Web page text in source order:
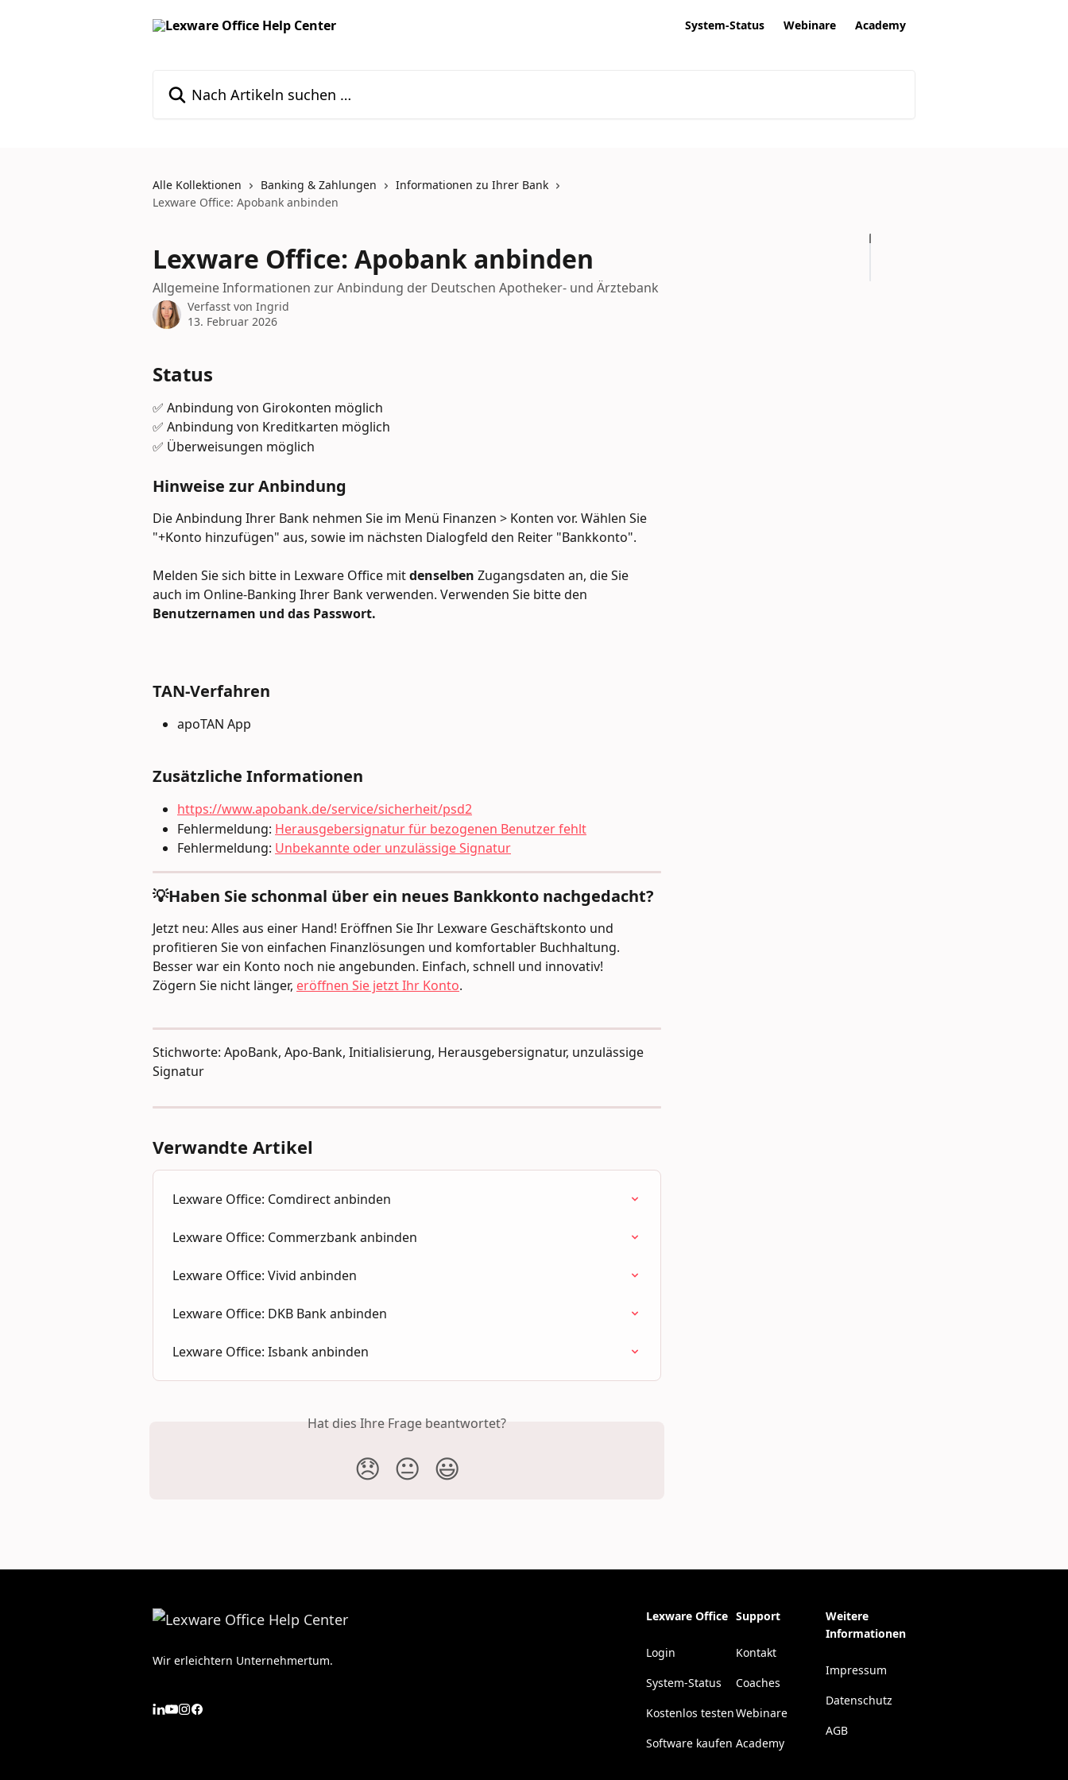
System-Status Webinare Academy
Alle Kollektionen Banking & Zahlungen
Informationen zu Ihrer Bank
Lexware Office: Apobank anbinden
Lexware Office: Apobank anbinden
Allgemeine Informationen zur Anbindung der Deutschen Apotheker- und Ärztebank
Verfasst von Ingrid
13. Februar 2026
Status
✅ Anbindung von Girokonten möglich
✅ Anbindung von Kreditkarten möglich
✅ Überweisungen möglich
Hinweise zur Anbindung
Die Anbindung Ihrer Bank nehmen Sie im Menü Finanzen > Konten vor. Wählen Sie
"+Konto hinzufügen" aus, sowie im nächsten Dialogfeld den Reiter "Bankkonto".
Melden Sie sich bitte in Lexware Office mit denselben Zugangsdaten an, die Sie
auch im Online-Banking Ihrer Bank verwenden. Verwenden Sie bitte den
Benutzernamen und das Passwort.
TAN-Verfahren
apoTAN App
Zusätzliche Informationen
https://www.apobank.de/service/sicherheit/psd2
Fehlermeldung: Herausgebersignatur für bezogenen Benutzer fehlt
Fehlermeldung: Unbekannte oder unzulässige Signatur
💡Haben Sie schonmal über ein neues Bankkonto nachgedacht?
Jetzt neu: Alles aus einer Hand! Eröffnen Sie Ihr Lexware Geschäftskonto und
profitieren Sie von einfachen Finanzlösungen und komfortabler Buchhaltung.
Besser war ein Konto noch nie angebunden. Einfach, schnell und innovativ!
Zögern Sie nicht länger, eröffnen Sie jetzt Ihr Konto.
Stichworte: ApoBank, Apo-Bank, Initialisierung, Herausgebersignatur, unzulässige
Signatur
Verwandte Artikel
Lexware Office: Comdirect anbinden
Lexware Office: Commerzbank anbinden
Lexware Office: Vivid anbinden
Lexware Office: DKB Bank anbinden
Lexware Office: Isbank anbinden
Hat dies Ihre Frage beantwortet?
😞 😐 😃
Wir erleichtern Unternehmertum.
Lexware Office
Login
System-Status
Kostenlos testen
Software kaufen
Support
Kontakt
Coaches
Webinare
Academy
Weitere
Informationen
Impressum
Datenschutz
AGB